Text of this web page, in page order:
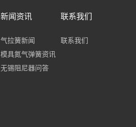
新闻资讯
气拉簧新闻
模具氮气弹簧资讯
无锡阻尼器问答
联系我们
联系我们